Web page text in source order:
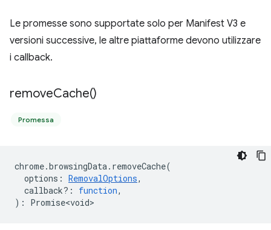
Le promesse sono supportate solo per Manifest V3 e
versioni successive, le altre piattaforme devono utilizzare
i callback.
removeCache()
Promessa
chrome.browsingData. removeCache(
options : RemovalOptions,
callback? : function,
) : Promise<void>